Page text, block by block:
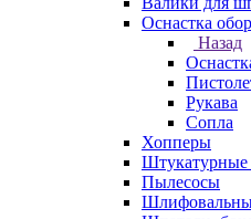
Оснастка
Назад
Рукава
Сопла
Хопперы
Штукатурные
Пылесосы